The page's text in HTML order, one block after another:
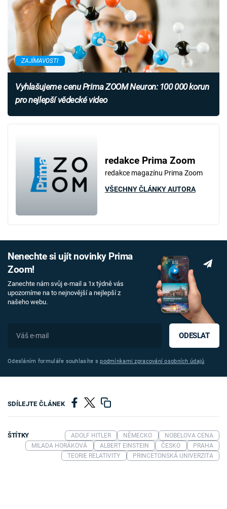
ZAJÍMAVOSTI
Vyhlašujeme cenu Prima ZOOM Neuron: 100 000 korun
pro nejlepší vědecké video
redakce Prima Zoom
redakce magazínu Prima Zoom
VŠECHNY ČLÁNKY AUTORA
Nenechte si ujít novinky Prima
Zoom!
Zanechte nám svůj e-mail a 1x týdně vás
upozorníme na to nejnovější a nejlepší z
našeho webu.
ODESLAT
Odesláním formuláře souhlasíte spodmínkami zpracování osobních údajů
SDÍLEJTE ČLÁNEK
ŠTÍTKY ADOLF HITLER NĚMECKO
NOBELOVA CENA
MILADA HORÁKOVÁ
ALBERT EINSTEIN ČESKO
PRAHA
TEORIE RELATIVITY
PRINCETONSKÁ UNIVERZITA